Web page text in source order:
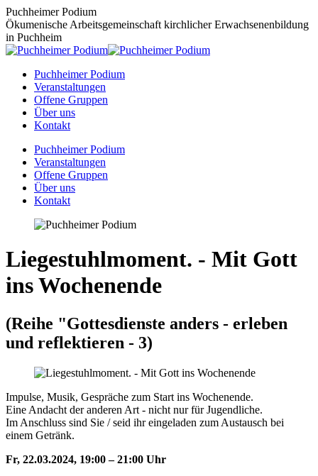
Zum
Inhalt
springen
Puchheimer Podium
Ökumenische Arbeitsgemeinschaft kirchlicher Erwachsenenbildung
in Puchheim
Puchheimer Podium
Veranstaltungen
Offene Gruppen
Über uns
Kontakt
Puchheimer Podium
Veranstaltungen
Offene Gruppen
Über uns
Kontakt
Liegestuhlmoment. - Mit Gott
ins Wochenende
(Reihe "Gottesdienste anders - erleben
und reflektieren - 3)
Impulse, Musik, Gespräche zum Start ins Wochenende.
Eine Andacht der anderen Art - nicht nur für Jugendliche.
Im Anschluss sind Sie / seid ihr eingeladen zum Austausch bei
einem Getränk.
Fr, 22.03.2024, 19:00 – 21:00 Uhr